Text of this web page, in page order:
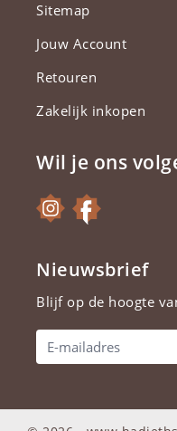
Sitemap
Jouw Account
Retouren
Zakelijk inkopen
Wil je ons
Nieuwsbrief
Blijf op de hoogte